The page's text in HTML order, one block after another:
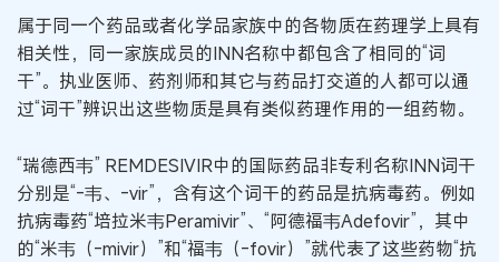
属于同一个药品或者化学品家族中的各物质在药理学上具有
相关性，同一家族成员的INN名称中都包含了相同的“词
干”。执业医师、药剂师和其它与药品打交道的人都可以通
过“词干”辨识出这些物质是具有类似药理作用的一组药物。
“瑞德西韦” REMDESIVIR中的国际药品非专利名称INN词干
分别是“-韦、-vir”，含有这个词干的药品是抗病毒药。例如
抗病毒药“培拉米韦Peramivir”、“阿德福韦Adefovir”，其中
的“米韦（-mivir）”和“福韦（-fovir）”就代表了这些药物“抗